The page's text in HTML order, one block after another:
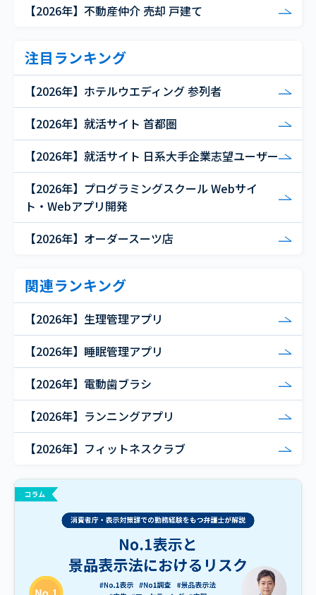
【2026年】不動産仲介 売却 戸建て
注目ランキング
【2026年】ホテルウエディング 参列者
【2026年】就活サイト 首都圏
【2026年】就活サイト 日系大手企業志望ユーザー
【2026年】プログラミングスクール Webサイ
ト・Webアプリ開発
【2026年】オーダースーツ店
関連ランキング
【2026年】生理管理アプリ
【2026年】睡眠管理アプリ
【2026年】電動歯ブラシ
【2026年】ランニングアプリ
【2026年】フィットネスクラブ